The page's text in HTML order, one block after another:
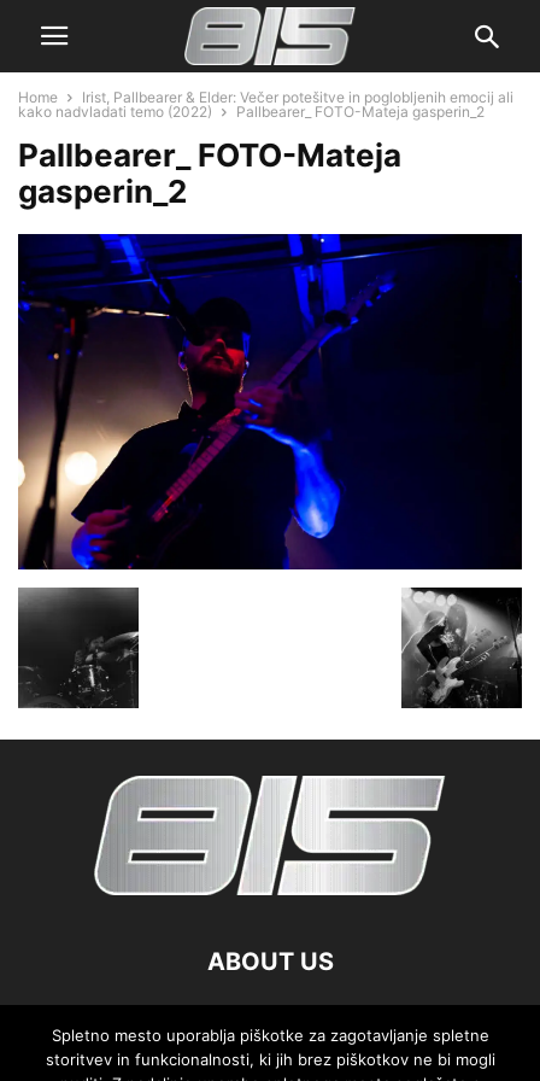
Home
Irist, Pallbearer & Elder: Večer potešitve in poglobljenih emocij ali
kako nadvladati temo (2022)
Pallbearer_ FOTO-Mateja gasperin_2
Pallbearer_ FOTO-Mateja
gasperin_2
ABOUT US
FOLLOW US
Spletno mesto uporablja piškotke za zagotavljanje spletne
storitvev in funkcionalnosti, ki jih brez piškotkov ne bi mogli